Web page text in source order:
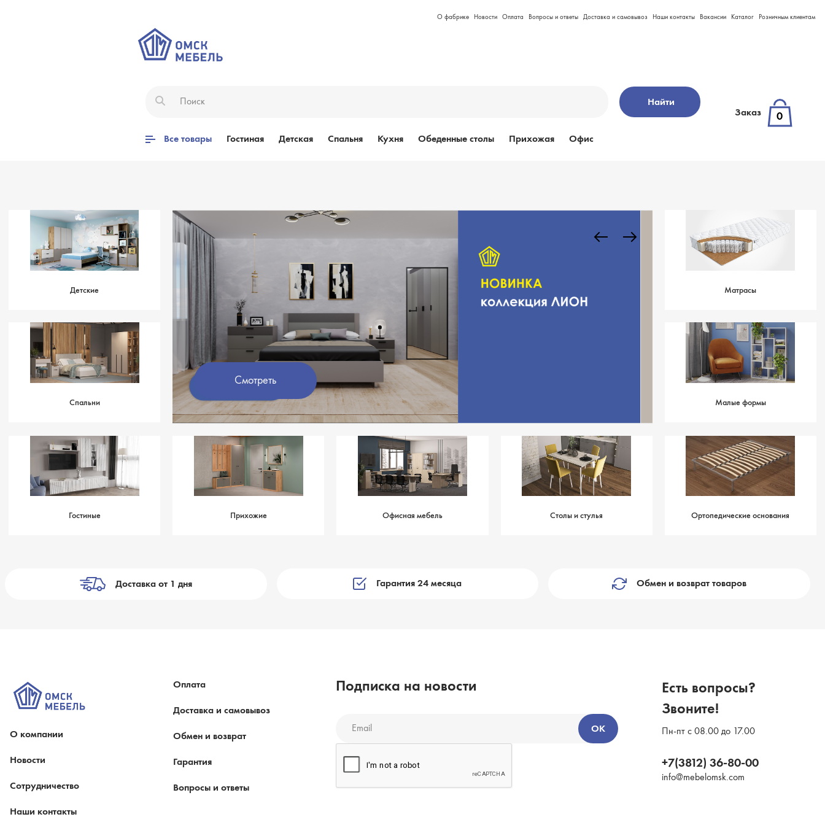
О фабрике Новости Оплата Вопросы и ответы Доставка и самовывоз Наши контакты Вакансии Каталог Розничным клиентам
Найти
Все товары Гостиная Детская Спальня Кухня Обеденные столы Прихожая Офис
Заказ 0
Детские
Спальни
Смотреть Смотреть
Матрасы
Малые формы
Гостиные Прихожие Офисная мебель Столы и стулья Ортопедические основания
Доставка от 1 дня Гарантия 24 месяца Обмен и возврат товаров
О компании
Новости
Сотрудничество
Наши контакты
Оплата
Доставка и самовывоз
Обмен и возврат
Гарантия
Вопросы и ответы
Подписка на новости
ОК
Есть вопросы?
Звоните!
Пн-пт с 08.00 до 17.00
+7(3812) 36-80-00
info@mebelomsk.com